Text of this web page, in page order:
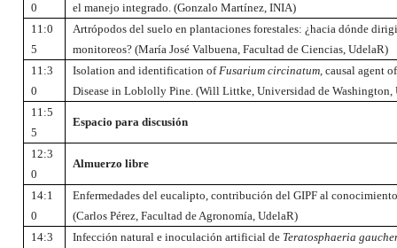
0
el manejo integrado. (Gonzalo Martínez, INIA)
11:0
5
Artrópodos del suelo en plantaciones forestales: ¿hacia dónde
monitoreos?(María José Valbuena, Facultad de Ciencias, UdelaR)
11:3
0
Isolation and identification ofFusarium circinatum,causal agent
Disease in Loblolly Pine. (Will Littke, Universidad de Washington,
11:5
5
Espacio para discusión
12:3
0
Almuerzo libre
14:1
0
Enfermedades del eucalipto, contribución del GIPF al
(Carlos Pérez, Facultad de Agronomía, UdelaR)
14:3
Infección natural e inoculación artificial de Teratosphaeria